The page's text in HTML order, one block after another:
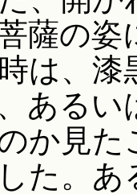
薩の姿
は、漆
あるい
か見
た。あ